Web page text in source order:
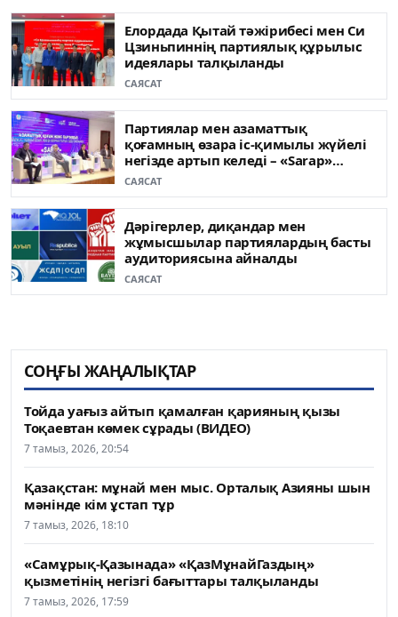
Елордада Қытай тәжірибесі мен Си
Цзиньпиннің партиялық құрылыс
идеялары талқыланды
САЯСАТ
Партиялар мен азаматтық
қоғамның өзара іс-қимылы жүйелі
негізде артып келеді – «Sarap»
клубының сарапшылары
САЯСАТ
Дәрігерлер, диқандар мен
жұмысшылар партиялардың басты
аудиториясына айналды
САЯСАТ
СОҢҒЫ ЖАҢАЛЫҚТАР
Тойда уағыз айтып қамалған қарияның қызы
Тоқаевтан көмек сұрады (ВИДЕО)
7 тамыз, 2026, 20:54
Қазақстан: мұнай мен мыс. Орталық Азияны шын
мәнінде кім ұстап тұр
7 тамыз, 2026, 18:10
«Самұрық-Қазынада» «ҚазМұнайГаздың»
қызметінің негізгі бағыттары талқыланды
7 тамыз, 2026, 17:59